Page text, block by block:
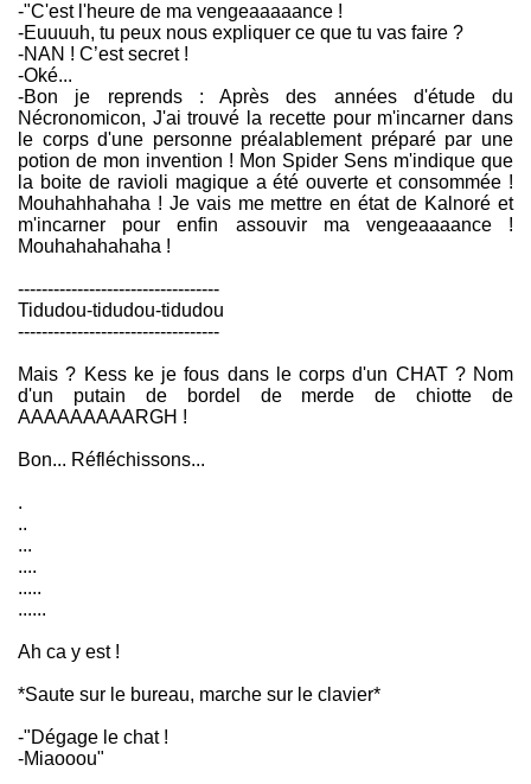
-"C'est l'heure de ma vengeaaaaance !
-Euuuuh, tu peux nous expliquer ce que tu vas faire ?
-NAN ! C’est secret !
-Oké...
-Bon je reprends : Après des années d'étude du
Nécronomicon, J'ai trouvé la recette pour m'incarner dans
le corps d'une personne préalablement préparé par une
potion de mon invention ! Mon Spider Sens m'indique que
la boite de ravioli magique a été ouverte et consommée !
Mouhahhahaha ! Je vais me mettre en état de Kalnoré et
m'incarner pour enfin assouvir ma vengeaaaance !
Mouhahahahaha !
----------------------------------
Tidudou-tidudou-tidudou
----------------------------------
Mais ? Kess ke je fous dans le corps d'un CHAT ? Nom
d'un putain de bordel de merde de chiotte de
AAAAAAAAARGH !
Bon... Réfléchissons...
.
..
...
....
.....
......
Ah ca y est !
*Saute sur le bureau, marche sur le clavier*
-"Dégage le chat !
-Miaooou"